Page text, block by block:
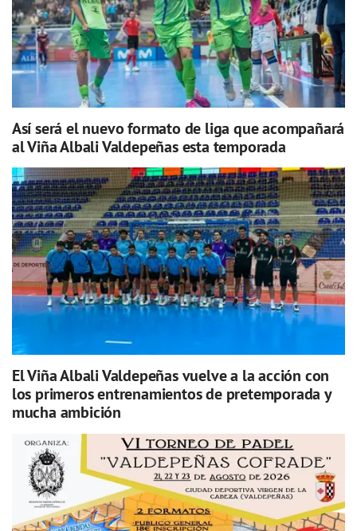
Así será el nuevo formato de liga que acompañará
al Viña Albali Valdepeñas esta temporada
El Viña Albali Valdepeñas vuelve a la acción con
los primeros entrenamientos de pretemporada y
mucha ambición